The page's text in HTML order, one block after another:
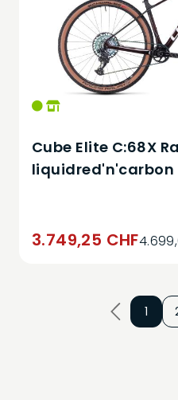
Cube Elite C:68X
liquidred'n'carbon
3.749,25 CHF
1